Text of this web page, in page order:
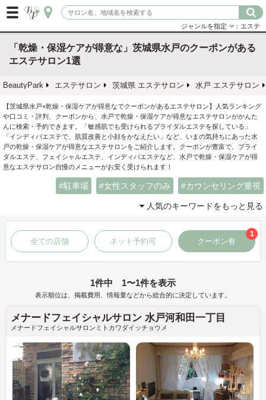
ジャンルを指定 ：エステ
「乾燥・保湿ケアが得意な」茨城県水戸のクーポンがある
エステサロン1選
BeautyPark エステサロン 茨城県 エステサロン 水戸 エステサロン
【茨城県水戸×乾燥・保湿ケアが得意なでクーポンがあるエステサロン】人気ランキング
や口コミ・評判、クーポンから、水戸で乾燥・保湿ケアが得意なエステサロンがかんた
んに検索・予約できます。「敏感肌でも受けられるブライダルエステを探している」
「インディバエステで、肌質改善と小顔をかなえたい」など、いまの気持ちにあった水
戸の乾燥・保湿ケアが得意なエステサロンをご紹介します。クーポンが豊富で、ブライ
ダルエステ、フェイシャルエステ、インディバエステなど、水戸で乾燥・保湿ケアが得
意なエステサロン自慢のメニューがお安く受けられます！
駐車場 女性スタッフのみ カウンセリング重視
人気のキーワードをもっと見る
全ての店舗 ネット予約可 クーポン有
1
1件中 1〜1件を表示
表示順位は、掲載費用、情報量などから総合的に決定しています。
メナードフェイシャルサロン 水戸河和田一丁目
メナードフェイシャルサロンミトカワダイッチョウメ